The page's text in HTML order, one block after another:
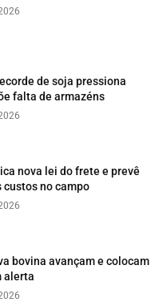
de soja pressiona
falta de armazéns
nova lei do frete e prevê
custos no campo
bovina avançam e colocam
alerta